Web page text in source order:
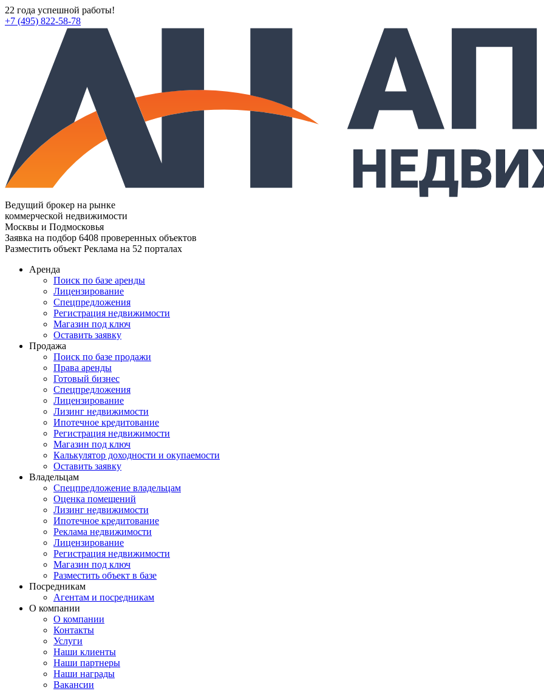
22 года успешной работы!
+7 (495) 822-58-78
Ведущий брокер на рынке
коммерческой недвижимости
Москвы и Подмосковья
Заявка на подбор 6408 проверенных объектов
Разместить объект Реклама на 52 порталах
Аренда
Поиск по базе аренды
Лицензирование
Спецпредложения
Регистрация недвижимости
Магазин под ключ
Оставить заявку
Продажа
Поиск по базе продажи
Права аренды
Готовый бизнес
Спецпредложения
Лицензирование
Лизинг недвижимости
Ипотечное кредитование
Регистрация недвижимости
Магазин под ключ
Калькулятор доходности и окупаемости
Оставить заявку
Владельцам
Спецпредложение владельцам
Оценка помещений
Лизинг недвижимости
Ипотечное кредитование
Реклама недвижимости
Лицензирование
Регистрация недвижимости
Магазин под ключ
Разместить объект в базе
Посредникам
Агентам и посредникам
О компании
О компании
Контакты
Услуги
Наши клиенты
Наши партнеры
Наши награды
Вакансии